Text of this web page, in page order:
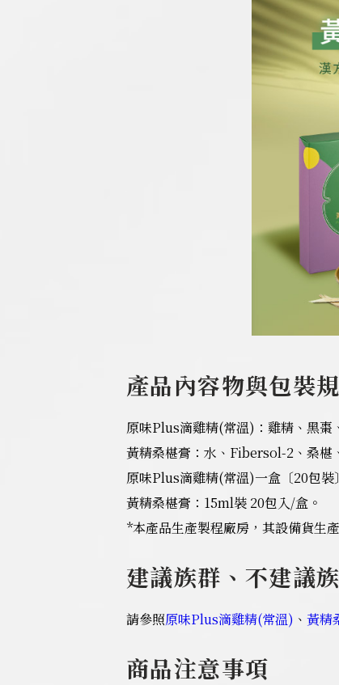
產品內容物與包裝
原味Plus滴雞精(常溫)：雞精、黑棗
黃精桑椹膏：水、Fibersol-2、桑椹
原味Plus滴雞精(常溫)一盒〔20包
黃精桑椹膏：15ml裝 20包入/盒。
*本產品生產製程廠房，其設備貨生
建議族群、不建議
請參照原味Plus滴雞精(常溫) 、 黃精
商品注意事項